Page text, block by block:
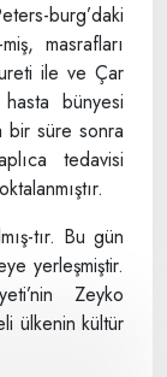
burg’daki
masrafları
ile ve Çar
bünyesi
bir süre sonra
tedavisi
tır. Bu gün
yerleşmiştir.
Zeyko
ülkenin kültür